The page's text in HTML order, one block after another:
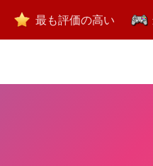
最も評価の高い